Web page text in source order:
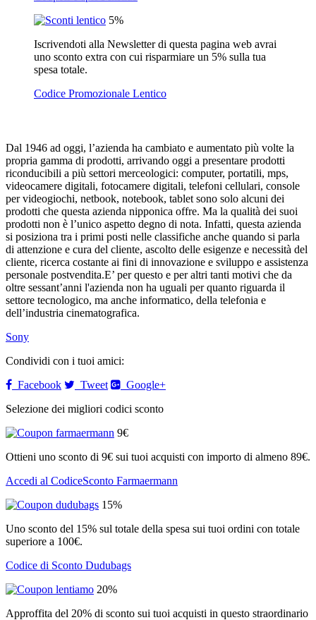
5%
Iscrivendoti alla Newsletter di questa pagina web avrai
uno sconto extra con cui risparmiare un 5% sulla tua
spesa totale.
Codice Promozionale Lentico
Dal 1946 ad oggi, l’azienda ha cambiato e aumentato più volte la
propria gamma di prodotti, arrivando oggi a presentare prodotti
riconducibili a più settori merceologici: computer, portatili, mps,
videocamere digitali, fotocamere digitali, telefoni cellulari, console
per videogiochi, netbook, notebook, tablet sono solo alcuni dei
prodotti che questa azienda nipponica offre. Ma la qualità dei suoi
prodotti non è l’unico aspetto degno di nota. Infatti, questa azienda
si posiziona tra i primi posti nelle classifiche anche quando si parla
di attenzione e cura del cliente, ascolto delle esigenze e necessità del
cliente, ricerca costante ai fini di innovazione e sviluppo e assistenza
personale postvendita.E’ per questo e per altri tanti motivi che da
oltre sessant’anni l'azienda non ha uguali per quanto riguarda il
settore tecnologico, ma anche informatico, della telefonia e
dell’industria cinematografica.
Sony
Condividi con i tuoi amici:
Facebook
Tweet
Google+
Selezione dei migliori codici sconto
9€
Ottieni uno sconto di 9€ sui tuoi acquisti con importo di almeno 89€.
Accedi al CodiceSconto Farmaermann
15%
Uno sconto del 15% sul totale della spesa sui tuoi ordini con totale
superiore a 100€.
Codice di Sconto Dudubags
20%
Approffita del 20% di sconto sui tuoi acquisti in questo straordinario